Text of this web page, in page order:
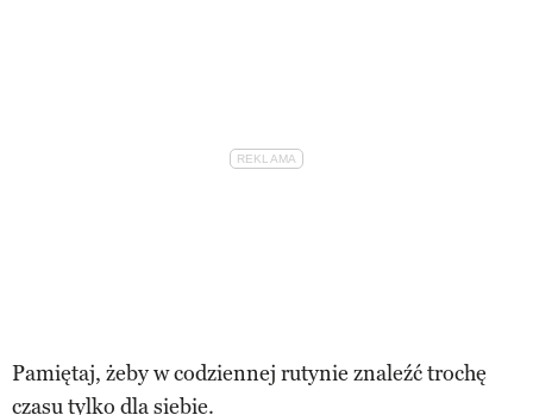
Pamiętaj, żeby w codziennej rutynie znaleźć trochę
czasu tylko dla siebie.